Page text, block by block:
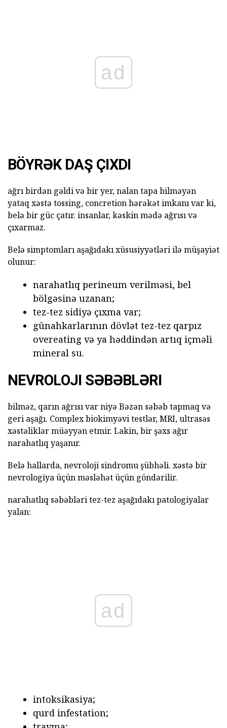
ad
BÖYRƏK DAŞ ÇIXDI
ağrı birdən gəldi və bir yer, nalan tapa bilməyən
yataq xəstə tossing, concretion hərəkət imkanı var ki,
belə bir güc çatır. insanlar, kəskin mədə ağrısı və
çıxarmaz.
Belə simptomları aşağıdakı xüsusiyyətləri ilə müşayiət
olunur:
narahatlıq perineum verilməsi, bel
bölgəsinə uzanan;
tez-tez sidiyə çıxma var;
günahkarlarının dövlət tez-tez qarpız
overeating və ya həddindən artıq içməli
mineral su.
NEVROLOJI SƏBƏBLƏRI
bilməz, qarın ağrısı var niyə Bəzən səbəb tapmaq və
geri aşağı. Complex biokimyəvi testlər, MRI, ultrasəs
xəstəliklər müəyyən etmir. Lakin, bir şəxs ağır
narahatlıq yaşanır.
Belə hallarda, nevroloji sindromu şübhəli. xəstə bir
nevrologiya üçün məsləhət üçün göndərilir.
narahatlıq səbəbləri tez-tez aşağıdakı patologiyalar
yalan:
ad
intoksikasiya;
qurd infestation;